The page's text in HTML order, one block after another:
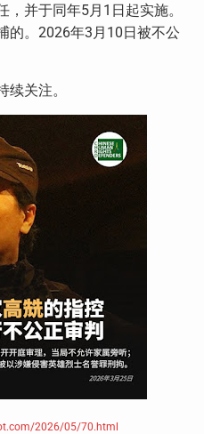
，并于同年5月 1 日起实施。
的。2026年3月10日被不公
关注。
2026/05/70.html